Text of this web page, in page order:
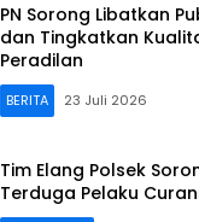
PN Sorong Libatkan
dan Tingkatkan
Peradilan
BERITA 23 Juli 2026
Tim Elang Polsek
Terduga Pelaku